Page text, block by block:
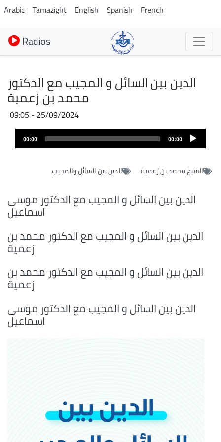
Aller
au
contenu
principal
Arabic Tamazight English Spanish French
Radios
الدين بين السائل و المجيب مع الدكتور
محمد بن زعمية
25/09/2024 - 09:05
00:00
00:00
الشيخ محمد بن زعمية الدين بين السائل والمجيب
الدين بين السائل و المجيب مع الدكتور موسى
اسماعيل
الدين بين السائل و المجيب مع الدكتور محمد بن
زعمية
الدين بين السائل و المجيب مع الدكتور محمد بن
زعمية
الدين بين السائل و المجيب مع الدكتور موسى
اسماعيل